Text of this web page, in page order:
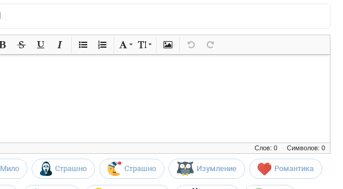
Символов: 0
Слов: 0
Мило Страшно Страшно Изумление Романтика